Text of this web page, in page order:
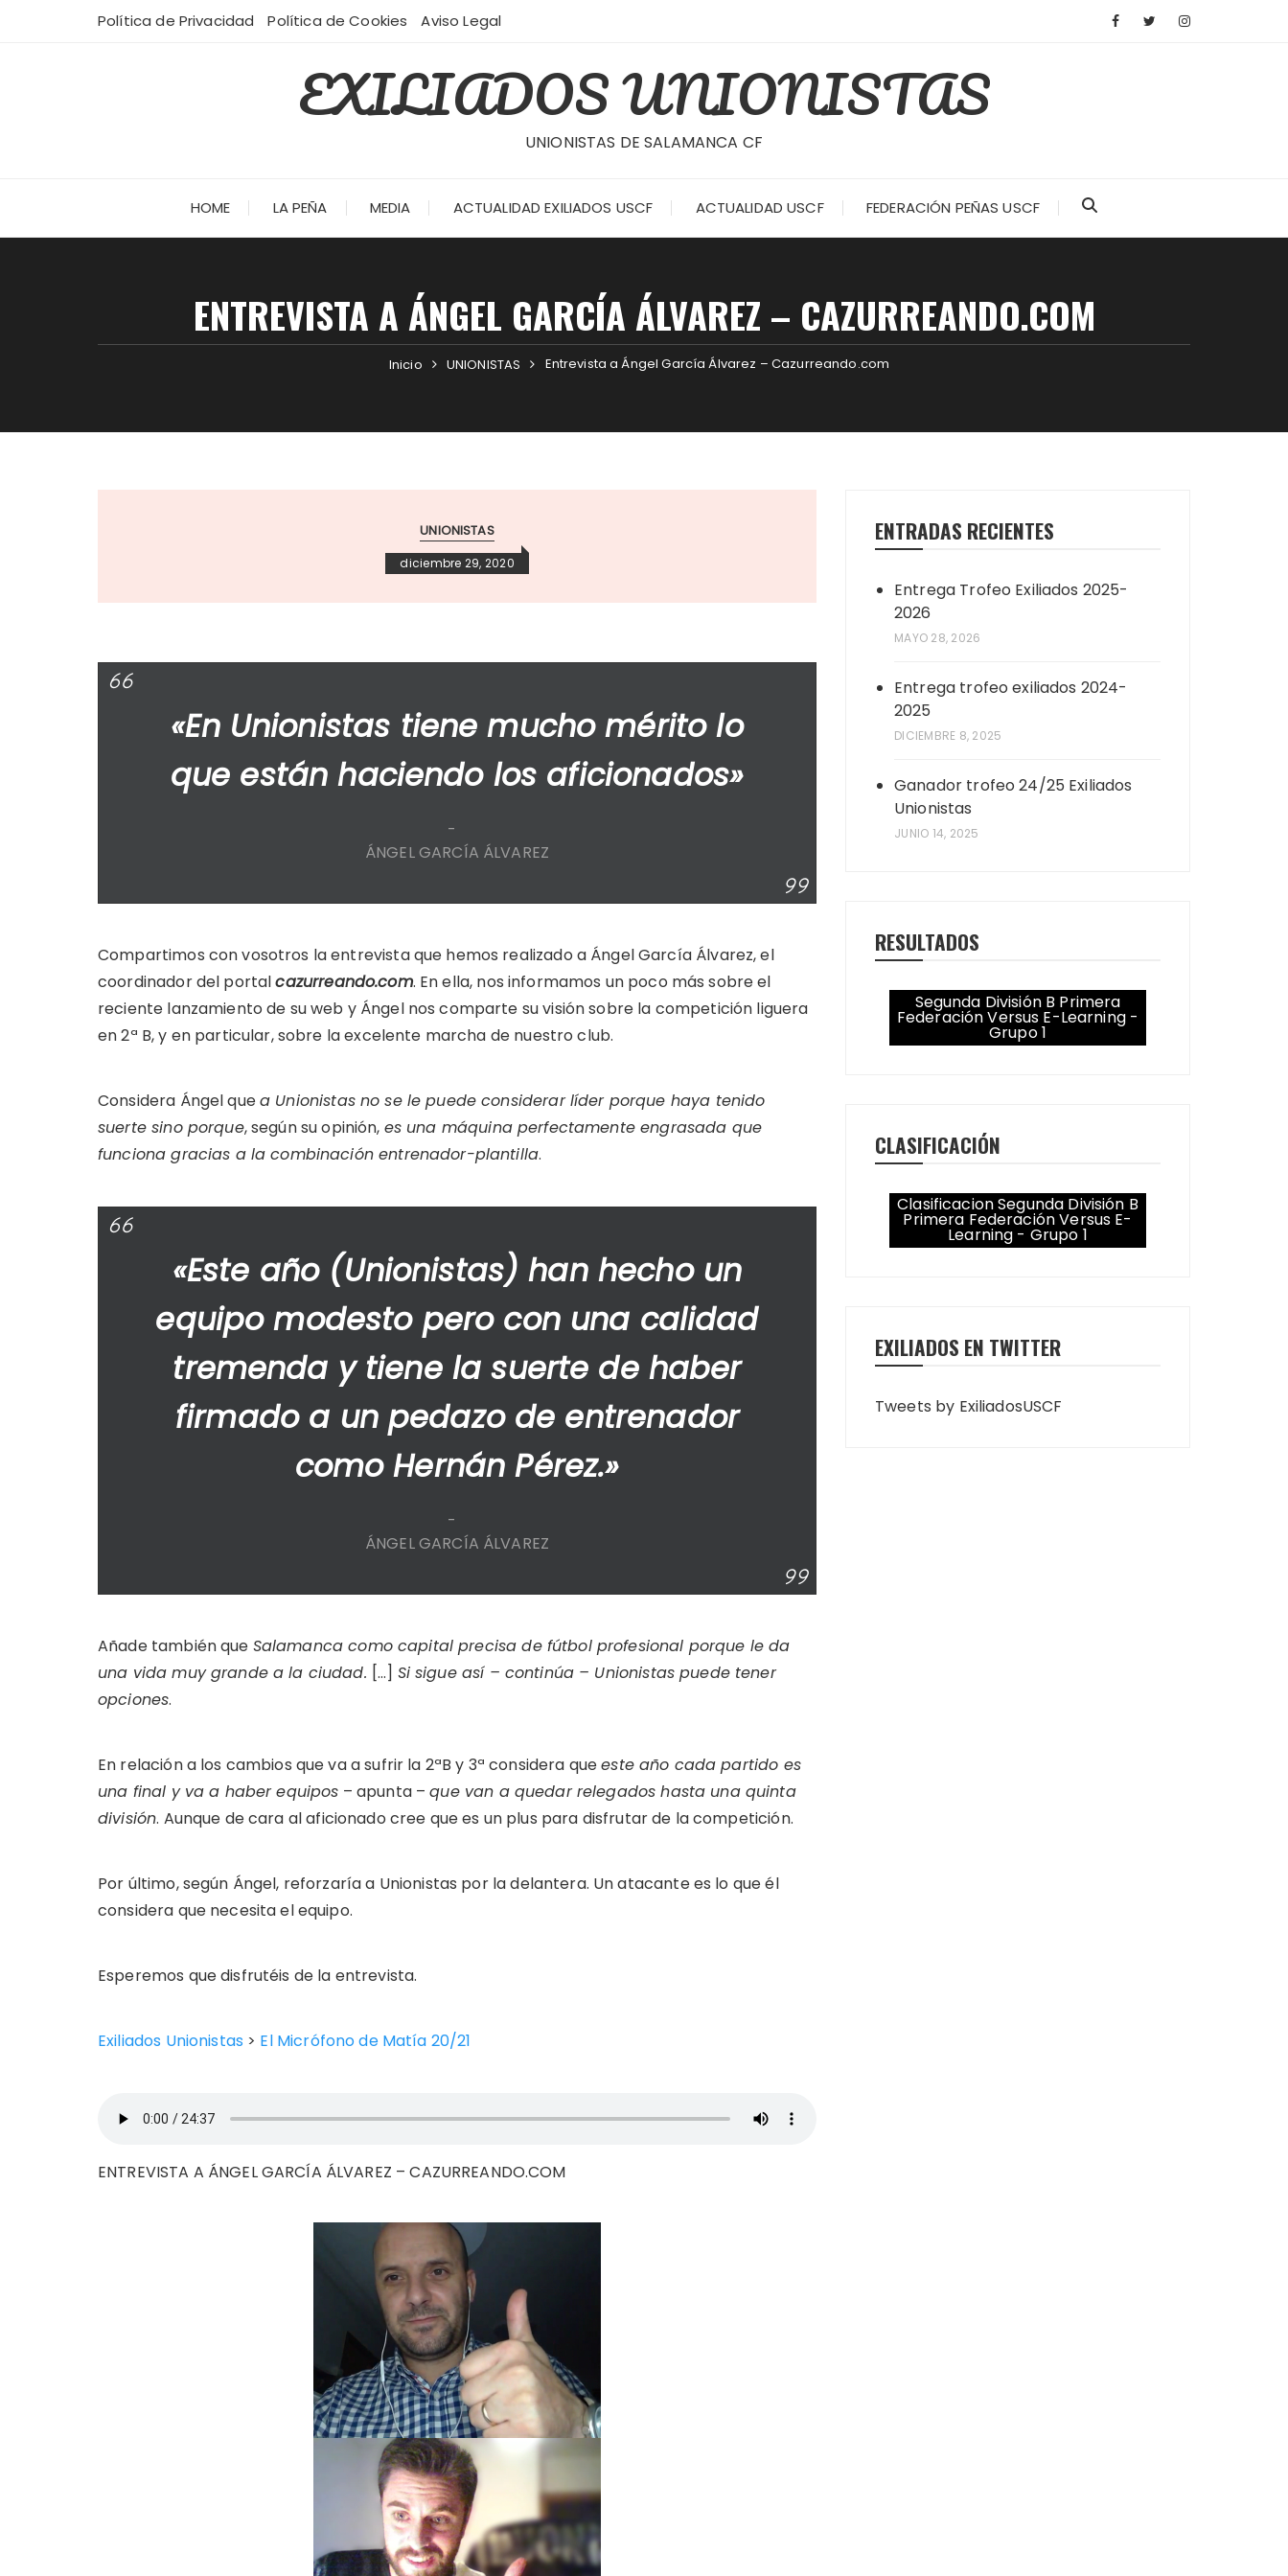
Política de Privacidad Política de Cookies Aviso Legal
EXILIADOS UNIONISTAS
UNIONISTAS DE SALAMANCA CF
HOME LA PEÑA MEDIA ACTUALIDAD EXILIADOS USCF ACTUALIDAD USCF FEDERACIÓN PEÑAS USCF
ENTREVISTA A ÁNGEL GARCÍA ÁLVAREZ – CAZURREANDO.COM
Inicio UNIONISTAS Entrevista a Ángel García Álvarez – Cazurreando.com
UNIONISTAS
diciembre 29, 2020
«En Unionistas tiene mucho mérito lo
que están haciendo los aficionados»
ÁNGEL GARCÍA ÁLVAREZ
Compartimos con vosotros la entrevista que hemos realizado a Ángel García Álvarez, el
coordinador del portalcazurreando.com. En ella, nos informamos un poco más sobre el
reciente lanzamiento de su web y Ángel nos comparte su visión sobre la competición liguera
en 2ª B, y en particular, sobre la excelente marcha de nuestro club.
Considera Ángel quea Unionistas no se le puede considerar líder porque haya tenido
suerte sino porque, según su opinión, es una máquina perfectamente engrasada que
funciona gracias a la combinación entrenador-plantilla.
«Este año (Unionistas) han hecho un
equipo modesto pero con una calidad
tremenda y tiene la suerte de haber
firmado a un pedazo de entrenador
como Hernán Pérez.»
ÁNGEL GARCÍA ÁLVAREZ
Añade también que Salamanca como capital precisa de fútbol profesional porque le da
una vida muy grande a la ciudad. […] Si sigue así – continúa – Unionistas puede tener
opciones.
En relación a los cambios que va a sufrir la 2ªB y 3ª considera queeste año cada partido es
una final y va a haber equipos – apunta –que van a quedar relegados hasta una quinta
división. Aunque de cara al aficionado cree que es un plus para disfrutar de la competición.
Por último, según Ángel, reforzaría a Unionistas por la delantera. Un atacante es lo que él
considera que necesita el equipo.
Esperemos que disfrutéis de la entrevista.
Exiliados Unionistas > El Micrófono de Matía 20/21
ENTREVISTA A ÁNGEL GARCÍA ÁLVAREZ – CAZURREANDO.COM
ENTRADAS RECIENTES
Entrega Trofeo Exiliados 2025-
2026
MAYO 28, 2026
Entrega trofeo exiliados 2024-
2025
DICIEMBRE 8, 2025
Ganador trofeo 24/25 Exiliados
Unionistas
JUNIO 14, 2025
RESULTADOS
Segunda División B Primera
Federación Versus E-Learning -
Grupo 1
CLASIFICACIÓN
Clasificacion Segunda División B
Primera Federación Versus E-
Learning - Grupo 1
EXILIADOS EN TWITTER
Tweets by ExiliadosUSCF